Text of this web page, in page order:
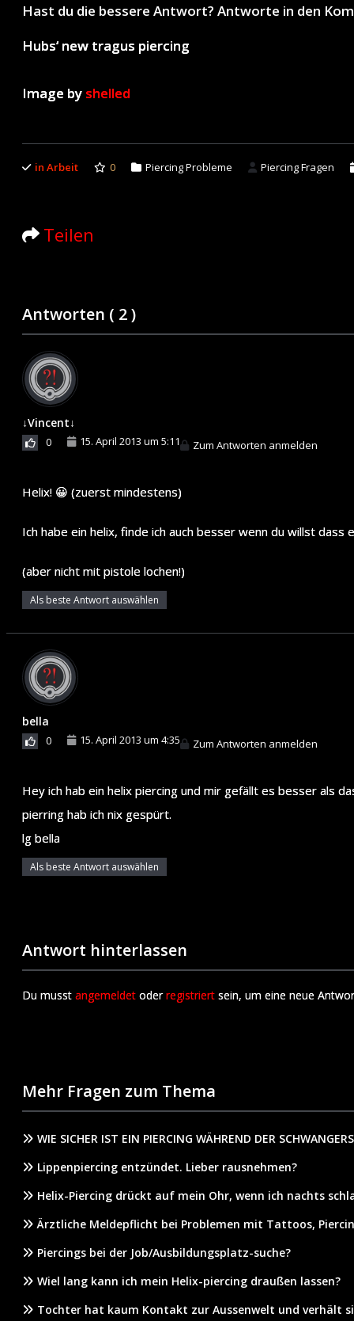
Hast du die bessere Antwort? Antworte in den
Hubs‘ new tragus piercing
Image by shelled
in Arbeit 0 Piercing Probleme Piercing Fragen
Teilen
Antworten ( 2)
↓Vincent↓
0 15. April 2013 um 5:11 Zum Antworten anmelden
Helix! 😀 (zuerst mindestens)
Ich habe ein helix, finde ich auch besser wenn du willst dass
(aber nicht mit pistole lochen!)
Als beste Antwort auswählen
bella
0 15. April 2013 um 4:35 Zum Antworten anmelden
Hey ich hab ein helix piercing und mir gefällt es besser als
pierring hab ich nix gespürt.
lg bella
Als beste Antwort auswählen
Antwort hinterlassen
Du musst angemeldet oderregistriert sein, um eine neue
Mehr Fragen zum Thema
WIE SICHER IST EIN PIERCING WÄHREND DER
Lippenpiercing entzündet. Lieber rausnehmen?
Helix-Piercing drückt auf mein Ohr, wenn ich nachts
Ärztliche Meldepflicht bei Problemen mit Tattoos,
Piercings bei der Job/Ausbildungsplatz-suche?
Wiel lang kann ich mein Helix-piercing draußen lassen?
Tochter hat kaum Kontakt zur Aussenwelt und verhält